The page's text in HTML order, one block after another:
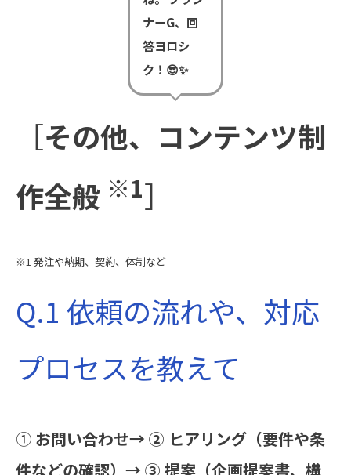
ナーG、回
答ヨロシ
ク！😎✨
［その他、コンテンツ制
作全般 ※1］
※1 発注や納期、契約、体制など
Q.1 依頼の流れや、対応
プロセスを教えて
① お問い合わせ→ ② ヒアリング（要件や条
件などの確認）→ ③ 提案（企画提案書、構